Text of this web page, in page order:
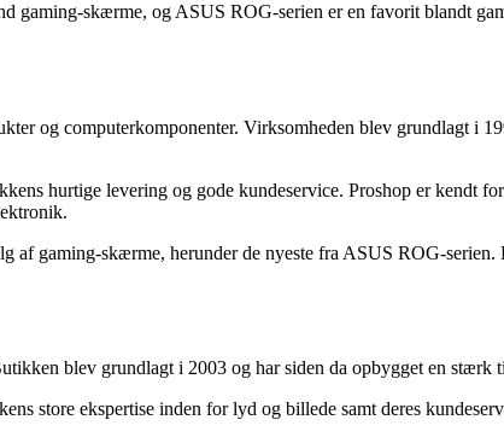
skærme, og ASUS ROG-serien er en favorit blandt
og computerkomponenter. Virksomheden blev grundlagt i
hurtige levering og gode kundeservice. Proshop er kendt
gaming-skærme, herunder de nyeste fra ASUS ROG-
blev grundlagt i 2003 og har siden da opbygget en stærk
store ekspertise inden for lyd og billede samt deres